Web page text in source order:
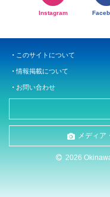
Instagram
このサイトについて
情報掲載について
お問い合わせ
メディア
2026